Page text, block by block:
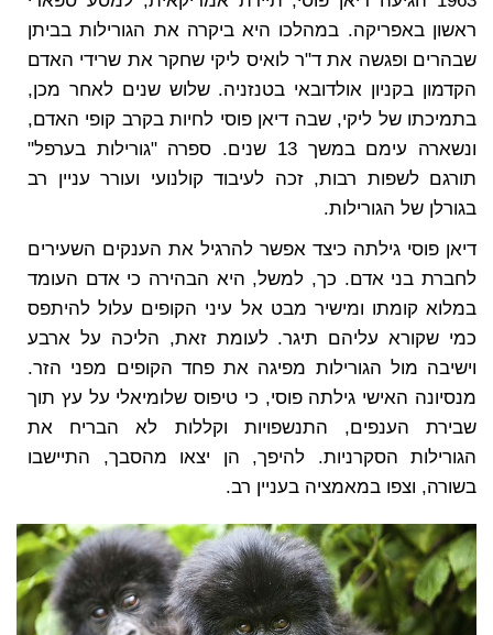
ראשון באפריקה. במהלכו היא ביקרה את הגורילות בביתן
שבהרים ופגשה את ד"ר לואיס ליקי שחקר את שרידי האדם
הקדמון בקניון אולדובאי בטנזניה. שלוש שנים לאחר מכן,
בתמיכתו של ליקי, שבה דיאן פוסי לחיות בקרב קופי האדם,
ונשארה עימם במשך 13 שנים. ספרה "גורילות בערפל"
תורגם לשפות רבות, זכה לעיבוד קולנועי ועורר עניין רב
בגורלן של הגורילות.
דיאן פוסי גילתה כיצד אפשר להרגיל את הענקים השעירים
לחברת בני אדם. כך, למשל, היא הבהירה כי אדם העומד
במלוא קומתו ומישיר מבט אל עיני הקופים עלול להיתפס
כמי שקורא עליהם תיגר. לעומת זאת, הליכה על ארבע
וישיבה מול הגורילות מפיגה את פחד הקופים מפני הזר.
מנסיונה האישי גילתה פוסי, כי טיפוס שלומיאלי על עץ תוך
שבירת הענפים, התנשפויות וקללות לא הבריח את
הגורילות הסקרניות. להיפך, הן יצאו מהסבך, התיישבו
בשורה, וצפו במאמציה בעניין רב.